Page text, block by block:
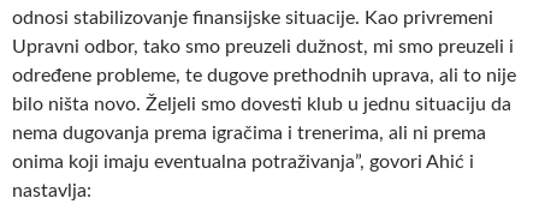
odnosi stabilizovanje finansijske situacije. Kao privremeni
Upravni odbor, tako smo preuzeli dužnost, mi smo preuzeli i
određene probleme, te dugove prethodnih uprava, ali to nije
bilo ništa novo. Željeli smo dovesti klub u jednu situaciju da
nema dugovanja prema igračima i trenerima, ali ni prema
onima koji imaju eventualna potraživanja”, govori Ahić i
nastavlja: